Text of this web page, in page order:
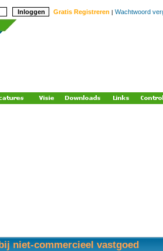
Gratis Registreren | Wachtwoord
niet-commercieel vastgoed